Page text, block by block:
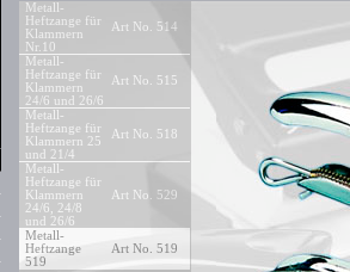
Metall-
Heftzange für
Klammern
Nr.10
Art No. 514
Metall-
Heftzange für
Klammern
24/6 und 26/6
Art No. 515
Metall-
Heftzange für
Klammern 25
und 21/4
Art No. 518
Metall-
Heftzange für
Klammern
24/6, 24/8
und 26/6
Art No. 529
Metall-
Heftzange
519
Art No. 519